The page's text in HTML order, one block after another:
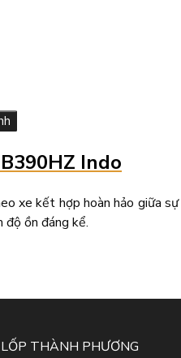
Indo
xe kết hợp hoàn hảo giữa
độ ồn đáng kể.
THÀNH PHƯƠNG